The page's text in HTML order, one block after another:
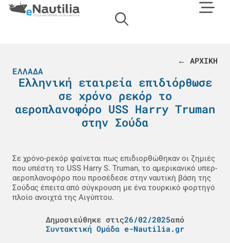
← ΑΡΧΙΚΗ
ΕΛΛΆΔΑ
Ελληνική εταιρεία επιδιόρθωσε
σε χρόνο ρεκόρ το
αεροπλανοφόρο USS Harry Truman
στην Σούδα
Σε χρόνο-ρεκόρ φαίνεται πως επιδιορθώθηκαν οι ζημιές
που υπέστη το USS Harry S. Truman, το αμερικανικό υπερ-
αεροπλανοφόρο που προσέδεσε στην ναυτική βάση της
Σούδας έπειτα από σύγκρουση με ένα τουρκικό φορτηγό
πλοίο ανοιχτά της Αιγύπτου.
Δημοσιεύθηκε στις26/02/2025από
Συντακτική Ομάδα e-Nautilia.gr